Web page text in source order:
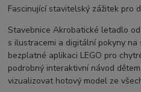
Fascinující stavitelský zážitek pro
Stavebnice Akrobatické letadlo
s ilustracemi a digitální pokyny
bezplatné aplikaci LEGO pro
podrobný interaktivní návod
vizualizovat hotový model ze